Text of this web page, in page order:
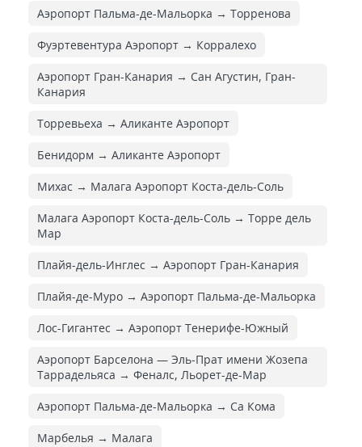
Аэропорт Пальма-де-Мальорка → Торренова
Фуэртевентура Аэропорт → Корралехо
Аэропорт Гран-Канария → Сан Агустин, Гран-
Канария
Торревьеха → Аликанте Аэропорт
Бенидорм → Аликанте Аэропорт
Михас → Малага Аэропорт Коста-дель-Соль
Малага Аэропорт Коста-дель-Соль → Торре дель
Мар
Плайя-дель-Инглес → Аэропорт Гран-Канария
Плайя-де-Муро → Аэропорт Пальма-де-Мальорка
Лос-Гигантес → Аэропорт Тенерифе-Южный
Аэропорт Барселона — Эль-Прат имени Жозепа
Таррадельяса → Феналс, Льорет-де-Мар
Аэропорт Пальма-де-Мальорка → Са Кома
Марбелья → Малага